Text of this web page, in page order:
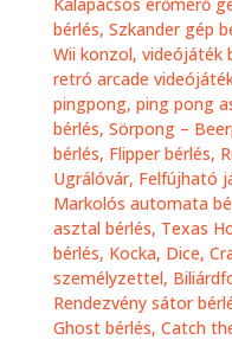
bérlés, Szkander gép
Wii konzol, videójáték
retró arcade
pingpong, ping pong
bérlés, Sörpong –
bérlés, Flipper bérlés,
Ugrálóvár, Felfújható
Markolós automata
asztal bérlés, Texas
bérlés, Kocka, Dice,
személyzettel,
Rendezvény sátor
Ghost bérlés, Catch